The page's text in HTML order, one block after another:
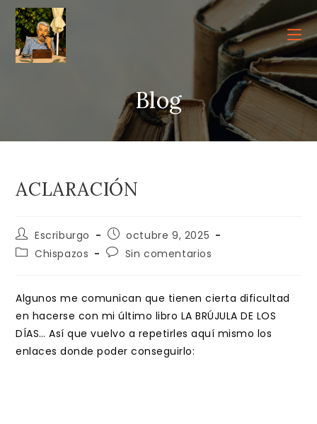
contenido
Blog
ACLARACIÓN
Autor
de
la
Escriburgo
Publicación
de
la
octubre 9, 2025
Categoría
entrada:
Chispazos
Comentarios
entrada:
Sin comentarios
Algunos me comunican que tienen cierta dificultad
en hacerse con mi último libro LA BRÚJULA DE LOS
DÍAS… Así que vuelvo a repetirles aquí mismo los
enlaces donde poder conseguirlo: